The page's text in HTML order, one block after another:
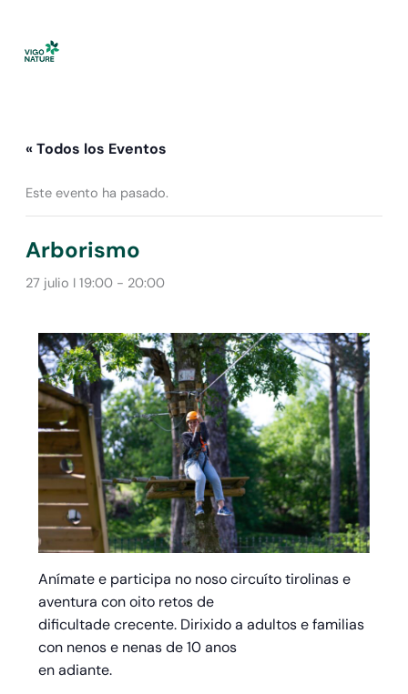
contenido
« Todos los Eventos
Este evento ha pasado.
Arborismo
27 julio I 19:00- 20:00
Anímate e participa no noso circuíto tirolinas e
aventura con oito retos de
dificultade crecente. Dirixido a adultos e familias
con nenos e nenas de 10 anos
en adiante.